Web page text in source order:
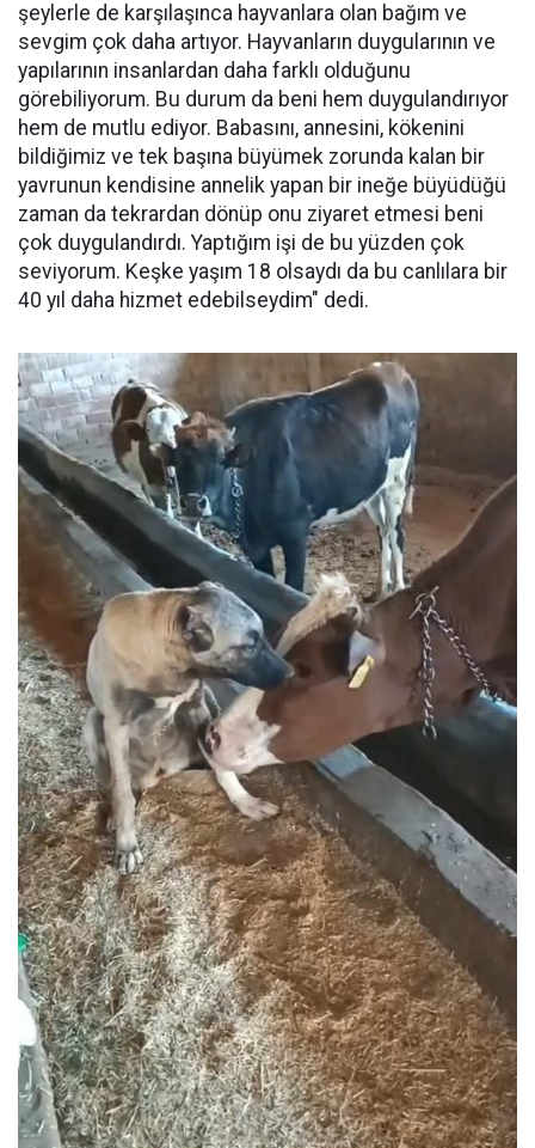
şeylerle de karşılaşınca hayvanlara olan bağım ve
sevgim çok daha artıyor. Hayvanların duygularının ve
yapılarının insanlardan daha farklı olduğunu
görebiliyorum. Bu durum da beni hem duygulandırıyor
hem de mutlu ediyor. Babasını, annesini, kökenini
bildiğimiz ve tek başına büyümek zorunda kalan bir
yavrunun kendisine annelik yapan bir ineğe büyüdüğü
zaman da tekrardan dönüp onu ziyaret etmesi beni
çok duygulandırdı. Yaptığım işi de bu yüzden çok
seviyorum. Keşke yaşım 18 olsaydı da bu canlılara bir
40 yıl daha hizmet edebilseydim" dedi.